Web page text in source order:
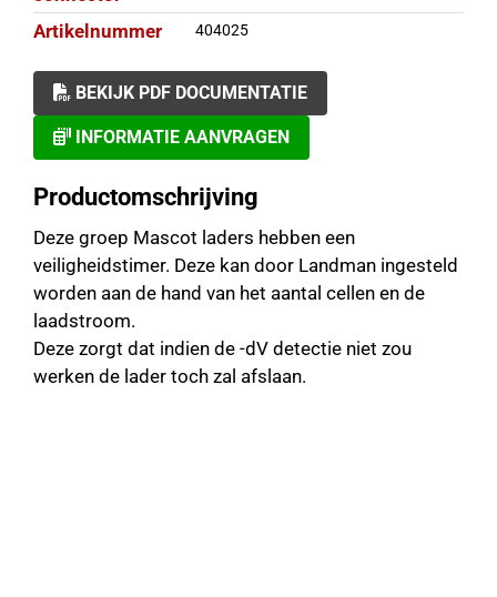
Artikelnummer 404025
BEKIJK PDF DOCUMENTATIE
INFORMATIE AANVRAGEN
Productomschrijving
Deze groep Mascot laders hebben een
veiligheidstimer. Deze kan door Landman ingesteld
worden aan de hand van het aantal cellen en de
laadstroom.
Deze zorgt dat indien de -dV detectie niet zou
werken de lader toch zal afslaan.